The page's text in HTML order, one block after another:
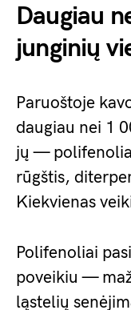
Daugiau
junginių
Paruoštoje
daugiau nei 1
jų —
rūgštis,
Kiekvienas
Polifenoliai
poveikiu —
ląstelių